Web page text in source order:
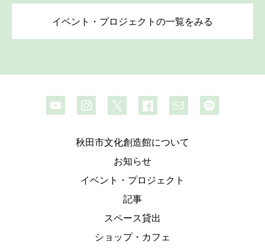
イベント・プロジェクトの一覧をみる
秋田市文化創造館について
お知らせ
イベント・プロジェクト
記事
スペース貸出
ショップ・カフェ